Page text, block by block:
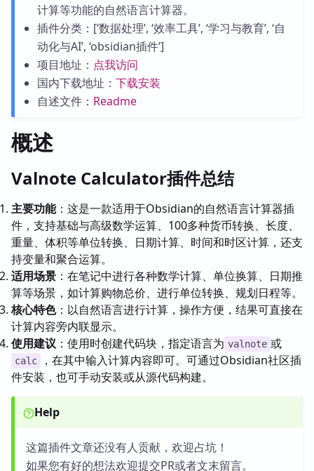
计算等功能的自然语言计算器。
插件分类：[‘数据处理’, ‘效率工具’, ‘学习与教育’, ‘自
动化与AI’, ‘obsidian插件’]
项目地址： 点我访问
国内下载地址： 下载安装
自述文件： Readme
概述
Valnote Calculator插件总结
主要功能：这是一款适用于Obsidian的自然语言计算器插
件，支持基础与高级数学运算、100多种货币转换、长度、
重量、体积等单位转换、日期计算、时间和时区计算，还支
持变量和聚合运算。
适用场景 ：在笔记中进行各种数学计算、单位换算、日期推
算等场景，如计算购物总价、进行单位转换、规划日程等。
核心特色：以自然语言进行计算，操作方便，结果可直接在
计算内容旁内联显示。
使用建议 ：使用时创建代码块，指定语言为 valnote 或
calc
，在其中输入计算内容即可。可通过Obsidian社区插
件安装，也可手动安装或从源代码构建。
Help
这篇插件文章还没有人贡献，欢迎占坑！
如果您有好的想法欢迎提交PR或者文末留言。